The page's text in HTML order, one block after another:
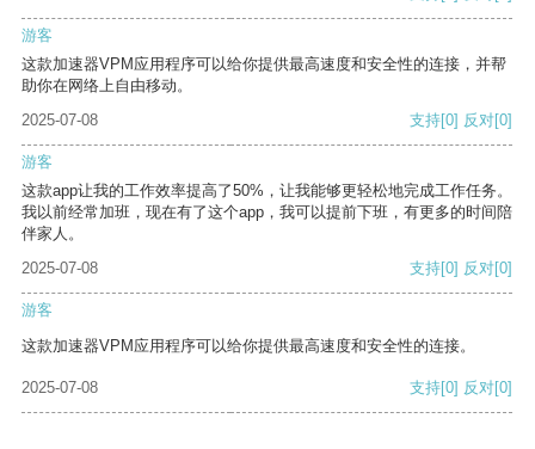
游客
这款加速器VPM应用程序可以给你提供最高速度和安全性的连接，并帮
助你在网络上自由移动。
2025-07-08
支持[0] 反对[0]
游客
这款app让我的工作效率提高了50%，让我能够更轻松地完成工作任务。
我以前经常加班，现在有了这个app，我可以提前下班，有更多的时间陪
伴家人。
2025-07-08
支持[0] 反对[0]
游客
这款加速器VPM应用程序可以给你提供最高速度和安全性的连接。
2025-07-08 支持[0] 反对[0]